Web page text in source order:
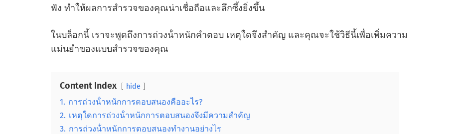
ฟัง ทําให้ผลการสํารวจของคุณน่าเชื่อถือและลึกซึ้งยิ่งขึ้น
ในบล็อกนี้ เราจะพูดถึงการถ่วงน้ําหนักคําตอบ เหตุใดจึงสําคัญ และคุณจะใช้วิธีนี้เพื่อเพิ่มความ
แม่นยําของแบบสํารวจของคุณ
Content Index hide
1. การถ่วงน้ําหนักการตอบสนองคืออะไร?
2. เหตุใดการถ่วงน้ําหนักการตอบสนองจึงมีความสําคัญ
3. การถ่วงน้ําหนักการตอบสนองทํางานอย่างไร